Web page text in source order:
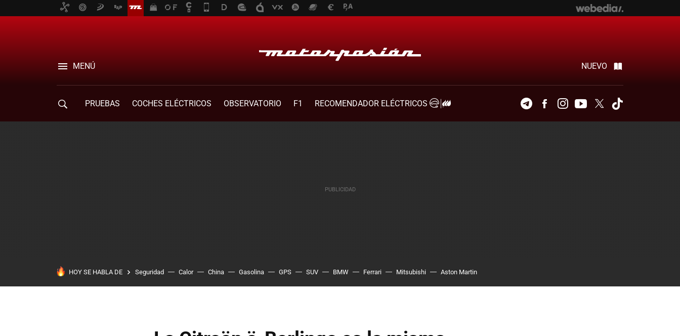
MENÚ NUEVO
PRUEBAS COCHES ELÉCTRICOS OBSERVATORIO F1
RECOMENDADOR ELÉCTRICOS
TelegramFacebookInstagramYoutubeTwitter
HOY SE HABLA DE Seguridad Calor China Gasolina GPS SUV BMW Ferrari Mitsubishi Aston Martin